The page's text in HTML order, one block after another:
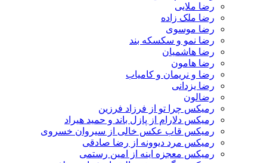
رضا ملایی
رضا ملک زاده
رضا موسوی
رضا نمو و سکسکه بند
رضا هاشمیان
رضا هامون
رضا و نریمان و کامیاب
رضا یزدانی
رضالون
رمیکس چرا تو از فرزاد فرزین
رمیکس دلارام از پازل باند و حمید هیراد
رمیکس قاب عکس خالی از سیروان خسروی
رمیکس مرد دیوونه از رضا صادقی
رمیکس معجزه اینه از امین رستمی